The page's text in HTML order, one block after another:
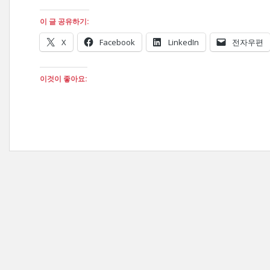
이 글 공유하기:
X Facebook LinkedIn 전자우편
이것이 좋아요: